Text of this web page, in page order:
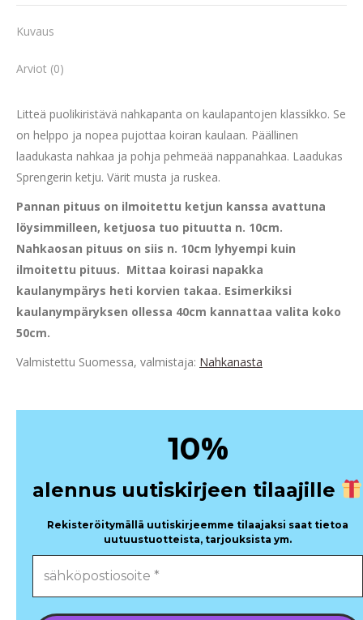
Kuvaus
Arviot (0)
Litteä puolikiristävä nahkapanta on kaulapantojen klassikko. Se
on helppo ja nopea pujottaa koiran kaulaan. Päällinen
laadukasta nahkaa ja pohja pehmeää nappanahkaa. Laadukas
Sprengerin ketju. Värit musta ja ruskea.
Pannan pituus on ilmoitettu ketjun kanssa avattuna
löysimmilleen, ketjuosa tuo pituutta n. 10cm.
Nahkaosan pituus on siis n. 10cm lyhyempi kuin
ilmoitettu pituus. Mittaa koirasi napakka
kaulanympärys heti korvien takaa. Esimerkiksi
kaulanympäryksen ollessa 40cm kannattaa valita koko
50cm.
Valmistettu Suomessa, valmistaja: Nahkanasta
10%
alennus uutiskirjeen tilaajille
Rekisteröitymällä uutiskirjeemme tilaajaksi saat tietoa
uutuustuotteista, tarjouksista ym.